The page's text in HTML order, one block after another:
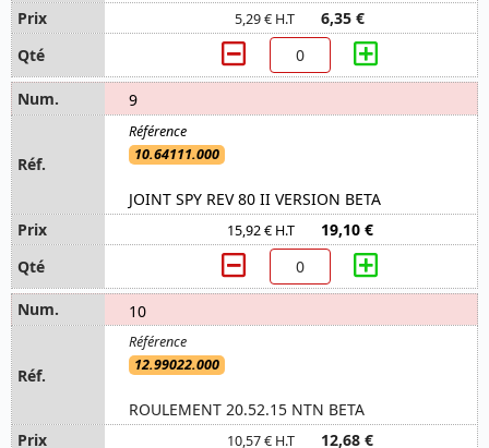
5,29 € H.T 6,35 €
9
10.64111.000
JOINT SPY REV 80 II VERSION BETA
15,92 € H.T 19,10 €
10
12.99022.000
ROULEMENT 20.52.15 NTN BETA
10,57 € H.T 12,68 €